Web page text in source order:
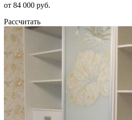
от 84 000 руб.
Рассчитать